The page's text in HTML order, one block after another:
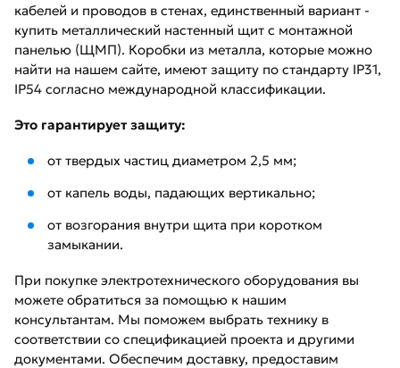
кабелей и проводов в стенах, единственный вариант -
купить металлический настенный щит с монтажной
панелью (ЩМП). Коробки из металла, которые можно
найти на нашем сайте, имеют защиту по стандарту IP31,
IP54 согласно международной классификации.
Это гарантирует защиту:
от твердых частиц диаметром 2,5 мм;
от капель воды, падающих вертикально;
от возгорания внутри щита при коротком
замыкании.
При покупке электротехнического оборудования вы
можете обратиться за помощью к нашим
консультантам. Мы поможем выбрать технику в
соответствии со спецификацией проекта и другими
документами. Обеспечим доставку, предоставим